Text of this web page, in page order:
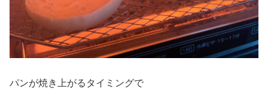
パンが焼き上がるタイミングで